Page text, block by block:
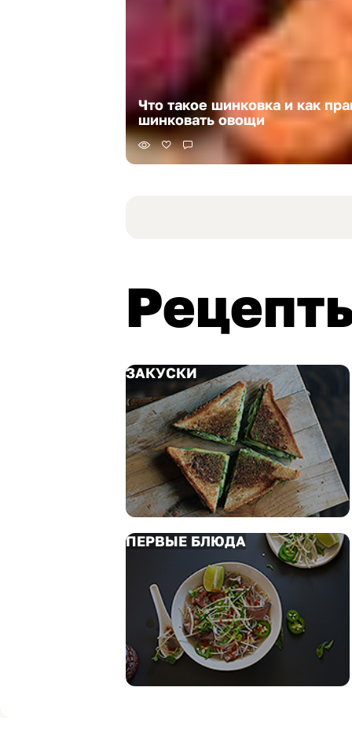
Что такое шинковка и как
шинковать овощи
ЗАКУСКИ
ПЕРВЫЕ БЛЮДА